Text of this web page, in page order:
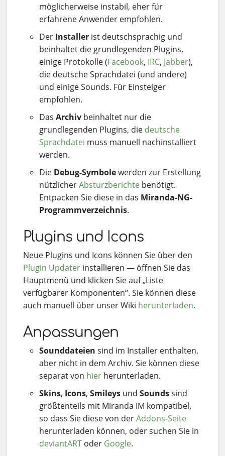
möglicherweise instabil, eher für
erfahrene Anwender empfohlen.
Der Installer ist deutschsprachig und
beinhaltet die grundlegenden Plugins,
einige Protokolle (Facebook, IRC, Jabber),
die deutsche Sprachdatei (und andere)
und einige Sounds. Für Einsteiger
empfohlen.
Das Archiv beinhaltet nur die
grundlegenden Plugins, die deutsche
Sprachdatei muss manuell nachinstalliert
werden.
Die Debug-Symbolewerden zur Erstellung
nützlicherAbsturzberichte benötigt.
Entpacken Sie diese in das Miranda-NG-
Programmverzeichnis.
Plugins und Icons
Neue Plugins und Icons können Sie über den
Plugin Updater installieren — öffnen Sie das
Hauptmenü und klicken Sie auf „Liste
verfügbarer Komponenten“. Sie können diese
auch manuell über unser Wiki herunterladen.
Anpassungen
Sounddateien sind im Installer enthalten,
aber nicht in dem Archiv. Sie können diese
separat von hier herunterladen.
Skins, Icons, Smileys und Soundssind
größtenteils mit Miranda IM kompatibel,
so dass Sie diese von derAddons-Seite
herunterladen können, oder suchen Sie in
deviantART oder Google.